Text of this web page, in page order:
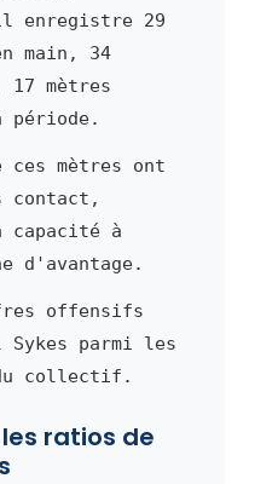
enregistre 29
main, 34
mètres
période.
ces mètres ont
contact,
capacité à
d'avantage.
offensifs
parmi les
collectif.
ratios de